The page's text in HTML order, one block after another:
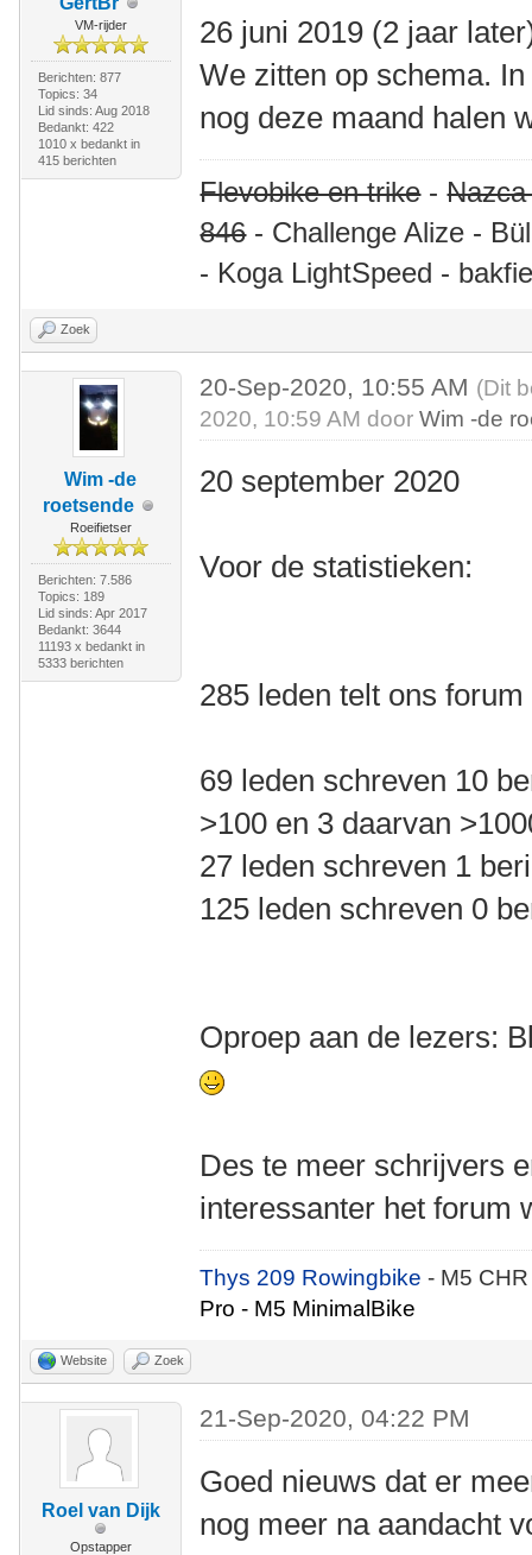
VM-rijder
Berichten: 877
Topics: 34
Lid sinds: Aug 2018
Bedankt: 422
1010 x bedankt in
415 berichten
26 juni 2019 (2 jaar
We zitten op schema.
nog deze maand halen
Flevobike en trike-
846- Challenge Alize -
- Koga LightSpeed -
Zoek
Wim -de
roetsende
Roeifietser
Berichten: 7.586
Topics: 189
Lid sinds: Apr 2017
Bedankt: 3644
11193 x bedankt in
5333 berichten
20-Sep-2020, 10:55 AM (Dit
2020, 10:59 AM doorWim -de
20 september 2020
Voor de statistieken:
285 leden telt ons forum
69 leden schreven 10
>100 en 3 daarvan
27 leden schreven 1
125 leden schreven 0
Oproep aan de lezers:
Des te meer schrijvers
interessanter het forum
Thys 209 Rowingbike- M5
Pro - M5 MinimalBike
Website Zoek
Roel van Dijk
Opstapper
21-Sep-2020, 04:22 PM
Goed nieuws dat er
nog meer na aandacht